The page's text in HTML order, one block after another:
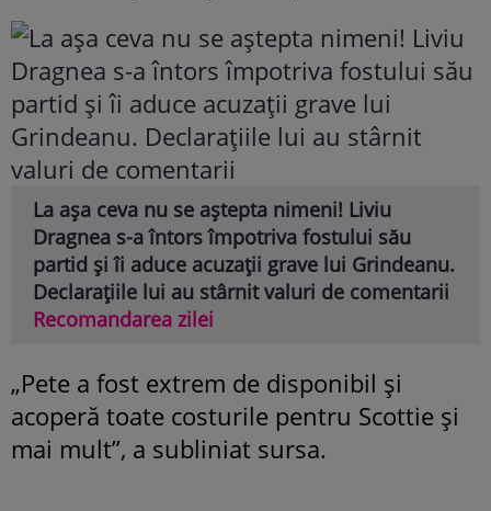
La așa ceva nu se aștepta nimeni! Liviu
Dragnea s-a întors împotriva fostului său
partid și îi aduce acuzații grave lui Grindeanu.
Declarațiile lui au stârnit valuri de comentarii
Recomandarea zilei
„Pete a fost extrem de disponibil și
acoperă toate costurile pentru Scottie și
mai mult”, a subliniat sursa.